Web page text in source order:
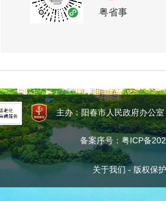
粤省事
主办：阳春市人民政府办公室
备案序号：粤ICP备
关于我们- 版权保护